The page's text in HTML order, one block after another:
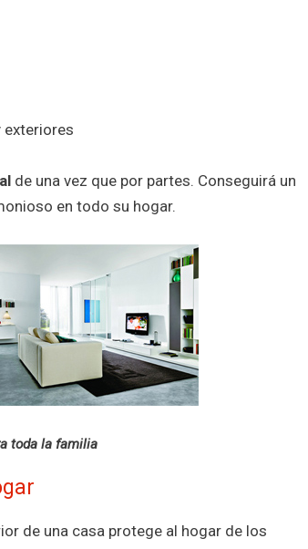
exteriores
de una vez que por partes. Conseguirá un
en todo su hogar.
toda la familia
de una casa protege al hogar de los